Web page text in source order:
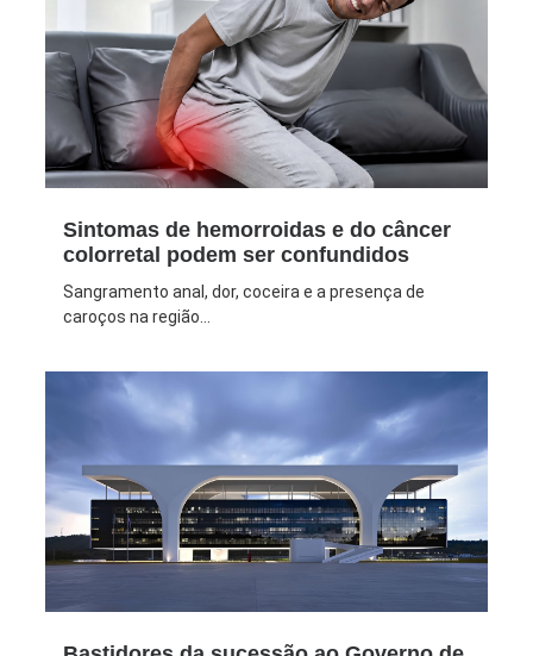
Sintomas de hemorroidas e do câncer
colorretal podem ser confundidos
Sangramento anal, dor, coceira e a presença de
caroços na região...